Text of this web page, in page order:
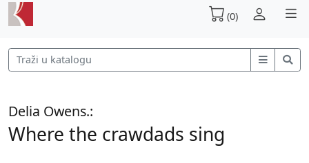
(0)
Delia Owens.:
Where the crawdads sing